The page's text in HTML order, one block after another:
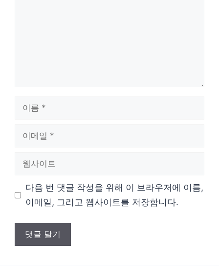
다음 번 댓글 작성을 위해 이 브라우저에 이름,
이메일, 그리고 웹사이트를 저장합니다.